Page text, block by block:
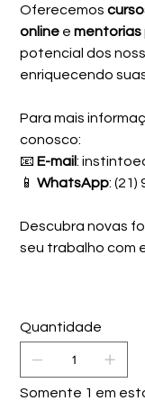
Oferecemos
online ementorias
potencial dos
enriquecendo
Para mais
conosco:
📧 E-mail:
📱WhatsApp: (21)
Descubra novas
seu trabalho com
Quantidade
Somente 1 em